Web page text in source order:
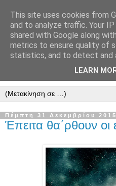
"
"
ὃτι ἀγαθός, ὃτι εἰς τόν αἰῶνα
Πέμπτη 31 Δεκεμβρίου 2015
Έπειτα θα΄ρθουν οι
This site uses cookies from
and to analyze traffic. Your
shared with Google along
metrics to ensure quality of
statistics, and to detect and
LEARN